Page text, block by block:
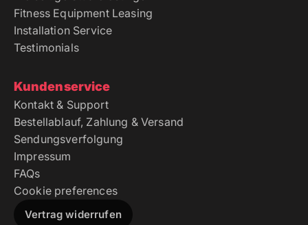
Fitness Equipment Leasing
Installation Service
Testimonials
Kundenservice
Kontakt & Support
Bestellablauf, Zahlung & Versand
Sendungsverfolgung
Impressum
FAQs
Cookie preferences
Vertrag widerrufen